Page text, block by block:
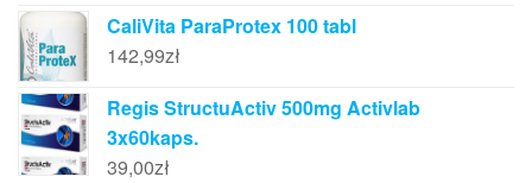
CaliVita ParaProtex 100 tabl
142,99zł
Regis StructuActiv 500mg Activlab
3x60kaps.
39,00zł